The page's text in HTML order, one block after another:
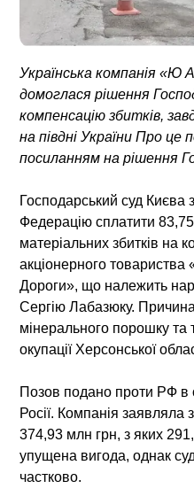
Українська компанія «Ю
домоглася рішення
компенсацію збитків,
на півдні України Про
посиланням на рішення
Господарський суд Києва
Федерацію сплатити
матеріальних збитків на
акціонерного товариства
Дороги», що належить
Сергію Лабазюку.
мінерального порошку та
окупації Херсонської
Позов подано проти РФ в
Росії. Компанія заявляла
374,93 млн грн, з яких
упущена вигода, однак
частково.